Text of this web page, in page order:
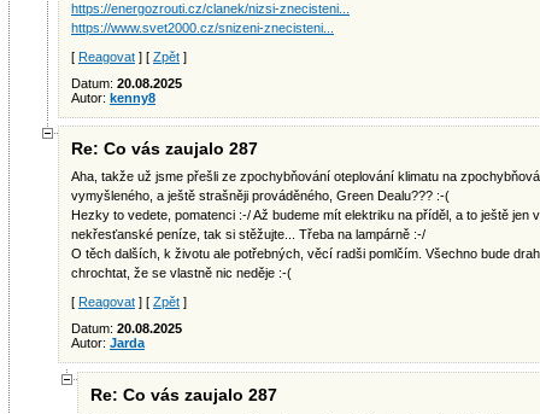
https://energozrouti.cz/clanek/nizsi-znecisteni...
https://www.svet2000.cz/snizeni-znecisteni...
[ Reagovat ] [ Zpět ]
Datum: 20.08.2025
Autor: kenny8
Re: Co vás zaujalo 287
Aha, takže už jsme přešli ze zpochybňování oteplování klimatu na
vymyšleného, a ještě strašněji prováděného, Green Dealu??? :-(
Hezky to vedete, pomatenci :-/ Až budeme mít elektriku na příděl, a to ještě jen
nekřesťanské peníze, tak si stěžujte... Třeba na lampárně :-/
O těch dalších, k životu ale potřebných, věcí radši pomlčím. Všechno bude
chrochtat, že se vlastně nic neděje :-(
[ Reagovat ] [ Zpět ]
Datum: 20.08.2025
Autor: Jarda
Re: Co vás zaujalo 287